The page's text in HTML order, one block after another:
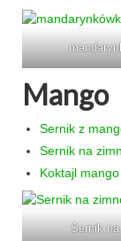
Mango
Sernik z
Sernik na
Koktajl mango
Sernik